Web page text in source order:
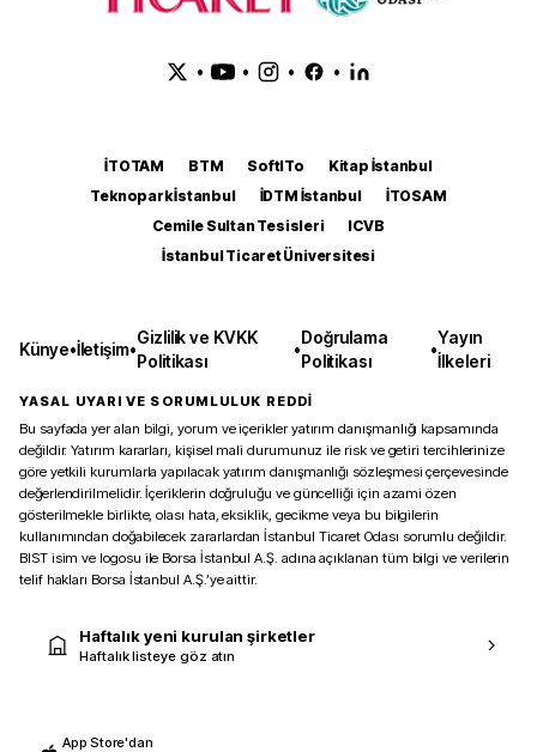
• • • •
İTOTAM BTM SoftITo
Kitap İstanbul
Teknopark İstanbul
İDTM İstanbul
İTOSAM
Cemile Sultan Tesisleri
ICVB
İstanbul Ticaret Üniversitesi
Künye•İletişim•
Gizlilik ve KVKK
Politikası
•
Doğrulama
Politikası
•
Yayın
İlkeleri
YASAL UYARI VE SORUMLULUK REDDİ
Bu sayfada yer alan bilgi, yorum ve içerikler yatırım danışmanlığı kapsamında
değildir. Yatırım kararları, kişisel mali durumunuz ile risk ve getiri tercihlerinize
göre yetkili kurumlarla yapılacak yatırım danışmanlığı sözleşmesi çerçevesinde
değerlendirilmelidir. İçeriklerin doğruluğu ve güncelliği için azami özen
gösterilmekle birlikte, olası hata, eksiklik, gecikme veya bu bilgilerin
kullanımından doğabilecek zararlardan İstanbul Ticaret Odası sorumlu değildir.
BIST isim ve logosu ile Borsa İstanbul A.Ş. adına açıklanan tüm bilgi ve verilerin
telif hakları Borsa İstanbul A.Ş.’ye aittir.
Haftalık yeni kurulan şirketler
Haftalık listeye göz atın
App Store'dan